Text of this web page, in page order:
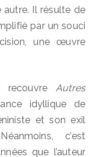
autre. Il résulte de
par un souci
une œuvre
recouvreAutres
idyllique de
et son exil
c’est
que l’auteur